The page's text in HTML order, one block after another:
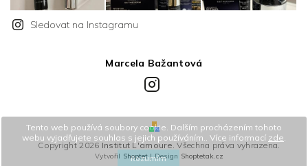
Tento web používá soubory cookie. Dalším procházením tohoto
webu vyjadřujete souhlas s jejich používáním.. Více informací zde.
Rozumím
Sledovat na Instagramu
Copyright 2026 Institut L'amoure . Všechna práva vyhrazena.
Vytvořil Shoptet| Design Shoptetak.cz
Marcela Bažantová
Instagram